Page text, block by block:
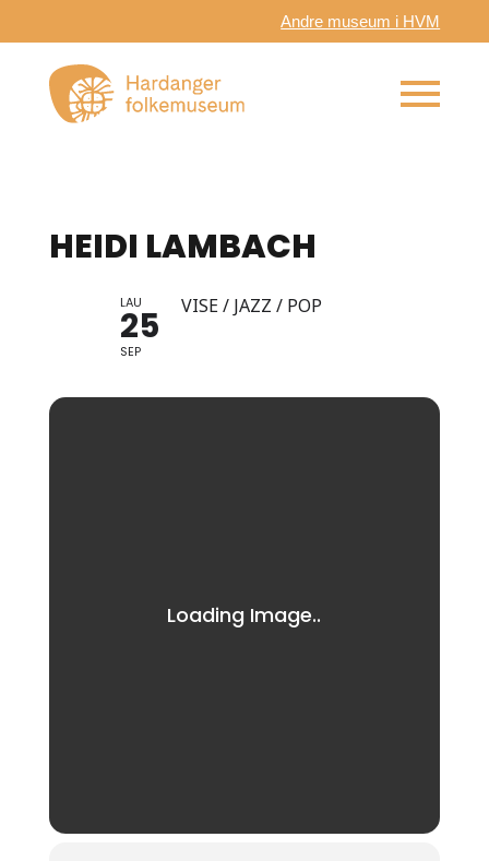
Andre museum i HVM
HEIDI LAMBACH
LAU
25
SEP
VISE / JAZZ / POP